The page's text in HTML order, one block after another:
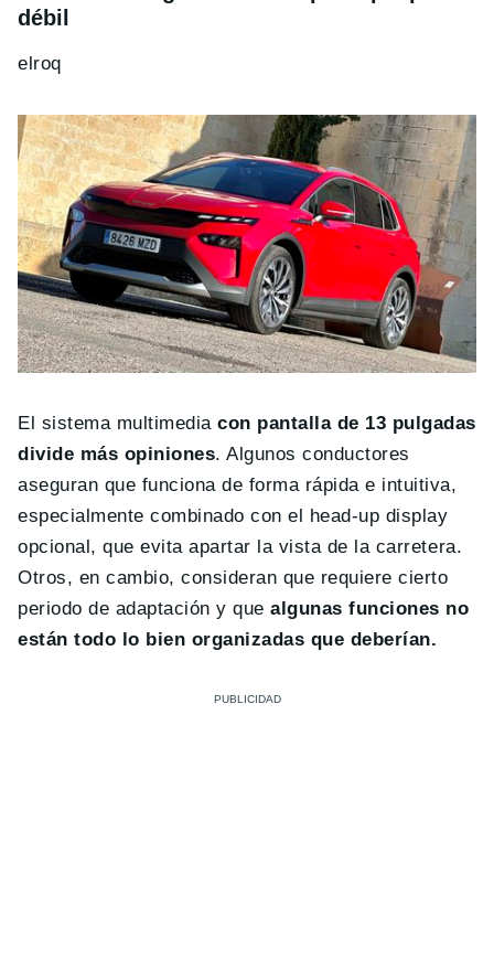
débil
elroq
El sistema multimediacon pantalla de 13 pulgadas
divide más opiniones. Algunos conductores
aseguran que funciona de forma rápida e intuitiva,
especialmente combinado con el head-up display
opcional, que evita apartar la vista de la carretera.
Otros, en cambio, consideran que requiere cierto
periodo de adaptación y que algunas funciones no
están todo lo bien organizadas que deberían.